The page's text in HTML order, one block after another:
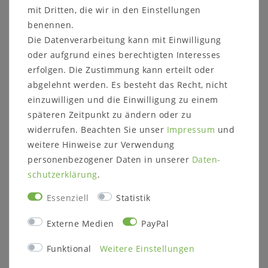
Weitere Informationen zum Möbelstück
Maße ca.:
Breite: 133,4 cm
Höhe: 61,9 cm
Tiefe: 42,0 cm
wahlweise
Kernbuche natur geölt
Wildeiche natur geölt (Fotos)
Wildeiche bianco geölt
Wildeiche bianco geölt - Front sandgestrahlt
Massivholz ist ein organisches Material, das
sich an die jeweiligen Umgebungsbedingungen
Farbveränderungen und Rissbildungen
mit Dritten, die wir in den Einstellungen
benennen.
Die Datenverarbeitung kann mit Einwilligung
oder aufgrund eines berechtigten Interesses
erfolgen. Die Zustimmung kann erteilt oder
abgelehnt werden. Es besteht das Recht, nicht
einzuwilligen und die Einwilligung zu einem
späteren Zeitpunkt zu ändern oder zu
widerrufen. Beachten Sie unser Impressum und
weitere Hinweise zur Verwendung
personenbezogener Daten in unserer Daten­
schutz­erklärung.
Essenziell Statistik
Externe Medien PayPal
Funktional Weitere Einstellungen